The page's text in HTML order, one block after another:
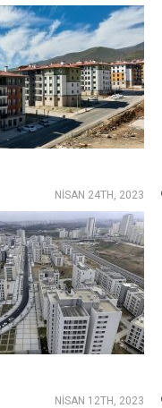
NISAN 24TH, 2023
NISAN 12TH, 2023